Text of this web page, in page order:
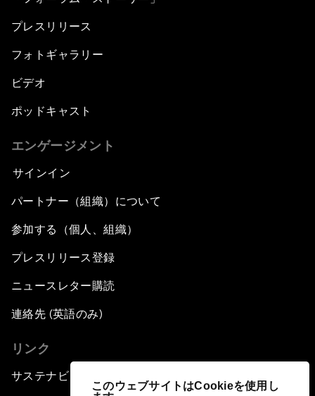
このウェブサイトはCookieを使用し
プレスリリース
フォトギャラリー
ビデオ
ポッドキャスト
エンゲージメント
サインイン
パートナー（組織）について
参加する（個人、組織）
プレスリリース登録
ニュースレター購読
連絡先 (英語のみ)
リンク
サステナビリティへの取り組み